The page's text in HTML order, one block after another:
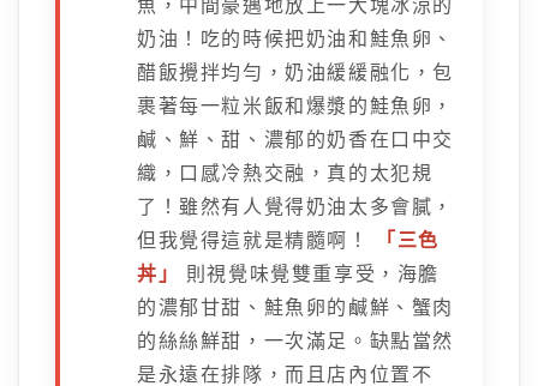
魚，中間豪邁地放上一大塊冰涼的
奶油！吃的時候把奶油和鮭魚卵、
醋飯攪拌均勻，奶油緩緩融化，包
裹著每一粒米飯和爆漿的鮭魚卵，
鹹、鮮、甜、濃郁的奶香在口中交
織，口感冷熱交融，真的太犯規
了！雖然有人覺得奶油太多會膩，
但我覺得這就是精髓啊！
「三色
丼」
則視覺味覺雙重享受，海膽
的濃郁甘甜、鮭魚卵的鹹鮮、蟹肉
的絲絲鮮甜，一次滿足。缺點當然
是永遠在排隊，而且店內位置不